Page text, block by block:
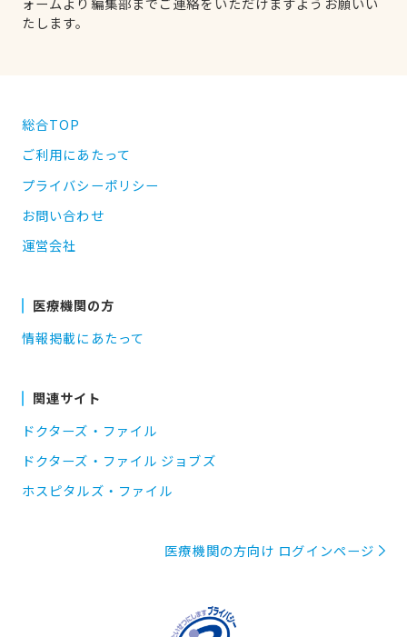
たします。
総合TOP
ご利用にあたって
プライバシーポリシー
お問い合わせ
運営会社
医療機関の方
情報掲載にあたって
関連サイト
ドクターズ・ファイル
ドクターズ・ファイル ジョブズ
ホスピタルズ・ファイル
医療機関の方向け ログインページ